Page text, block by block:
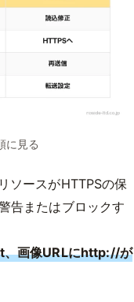
に見る
ソースがHTTPSの保
告またはブロックす
、画像URLにhttp://が